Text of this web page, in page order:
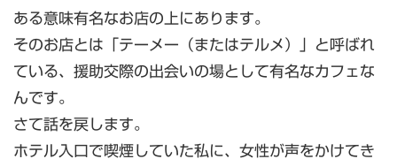
ある意味有名なお店の上にあります。
そのお店とは「テーメー（またはテルメ）」と呼ばれ
ている、援助交際の出会いの場として有名なカフェな
んです。
さて話を戻します。
ホテル入口で喫煙していた私に、女性が声をかけてき